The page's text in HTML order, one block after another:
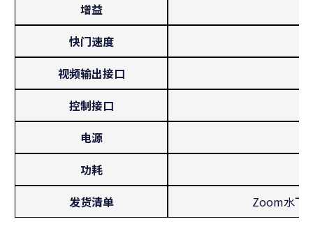
增益
快门速度
视频输出接口
控制接口
电源
功耗
发货清单
Zoom水下